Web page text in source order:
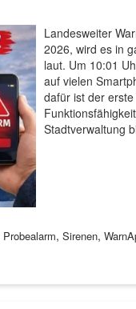
Landesweiter
2026, wird es in
laut. Um 10:01
auf vielen
dafür ist der
Stadtverwaltung
Probealarm, Sirenen,